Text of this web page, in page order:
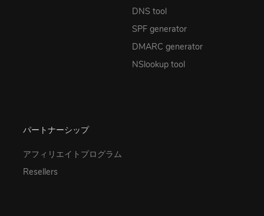
DNS tool
SPF generator
DMARC generator
NSlookup tool
パートナーシップ
アフィリエイトプログラム
Resellers